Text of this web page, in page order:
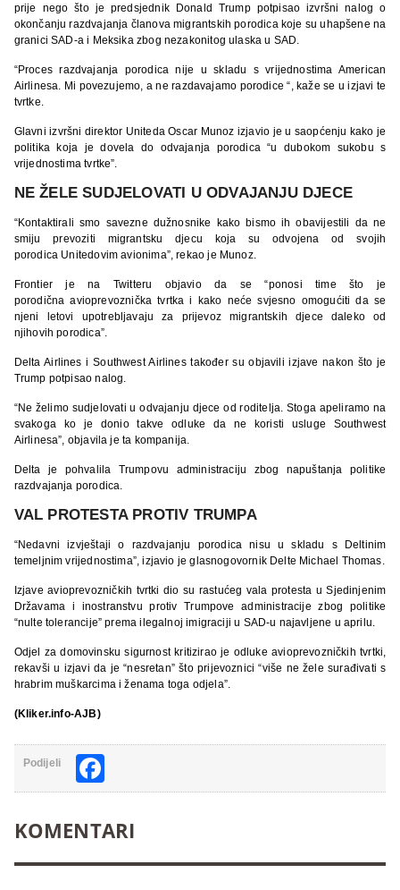
prije nego što je predsjednik Donald Trump potpisao izvršni nalog o
okončanju razdvajanja članova migrantskih porodica koje su uhapšene na
granici SAD-a i Meksika zbog nezakonitog ulaska u SAD.
“Proces razdvajanja porodica nije u skladu s vrijednostima American
Airlinesa. Mi povezujemo, a ne razdavajamo porodice “, kaže se u izjavi te
tvrtke.
Glavni izvršni direktor Uniteda Oscar Munoz izjavio je u saopćenju kako je
politika koja je dovela do odvajanja porodica “u dubokom sukobu s
vrijednostima tvrtke”.
NE ŽELE SUDJELOVATI U ODVAJANJU DJECE
“Kontaktirali smo savezne dužnosnike kako bismo ih obavijestili da ne
smiju prevoziti migrantsku djecu koja su odvojena od svojih
porodica Unitedovim avionima”, rekao je Munoz.
Frontier je na Twitteru objavio da se “ponosi time što je
porodična avioprevoznička tvrtka i kako neće svjesno omogućiti da se
njeni letovi upotrebljavaju za prijevoz migrantskih djece daleko od
njihovih porodica”.
Delta Airlines i Southwest Airlines također su objavili izjave nakon što je
Trump potpisao nalog.
“Ne želimo sudjelovati u odvajanju djece od roditelja. Stoga apeliramo na
svakoga ko je donio takve odluke da ne koristi usluge Southwest
Airlinesa”, objavila je ta kompanija.
Delta je pohvalila Trumpovu administraciju zbog napuštanja politike
razdvajanja porodica.
VAL PROTESTA PROTIV TRUMPA
“Nedavni izvještaji o razdvajanju porodica nisu u skladu s Deltinim
temeljnim vrijednostima”, izjavio je glasnogovornik Delte Michael Thomas.
Izjave avioprevozničkih tvrtki dio su rastućeg vala protesta u Sjedinjenim
Državama i inostranstvu protiv Trumpove administracije zbog politike
“nulte tolerancije” prema ilegalnoj imigraciji u SAD-u najavljene u aprilu.
Odjel za domovinsku sigurnost kritizirao je odluke avioprevozničkih tvrtki,
rekavši u izjavi da je “nesretan” što prijevoznici “više ne žele surađivati ​​s
hrabrim muškarcima i ženama toga odjela”.
(Kliker.info-AJB)
Podijeli
KOMENTARI